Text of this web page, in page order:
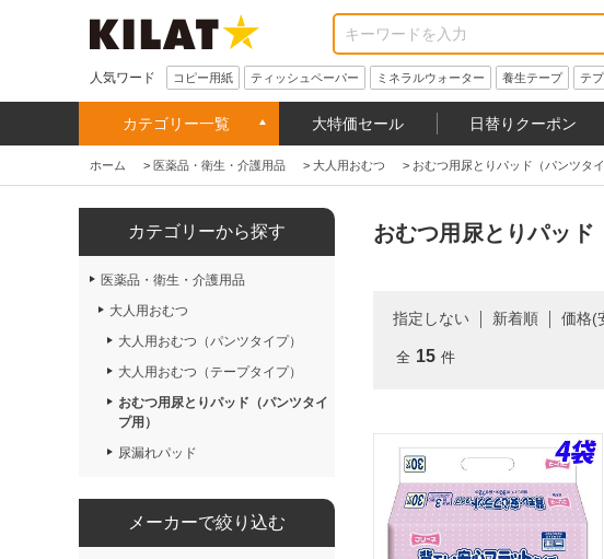
人気ワード コピー用紙 ティッシュペーパー ミネラルウォーター 養生テープ テ
カテゴリー一覧 大特価セール 日替りクーポン
ホーム > 医薬品・衛生・介護用品 > 大人用おむつ > おむつ用尿とりパッド（パンツタイ
カテゴリーから探す
医薬品・衛生・介護用品
大人用おむつ
大人用おむつ（パンツタイプ）
大人用おむつ（テープタイプ）
おむつ用尿とりパッド（パンツタイ
プ用）
尿漏れパッド
メーカーで絞り込む
おむつ用尿とりパッド
指定しない 新着順 価格(
全 15 件